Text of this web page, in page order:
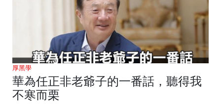
厚黑學
華為任正非老爺子的一番話，聽得我
不寒而栗